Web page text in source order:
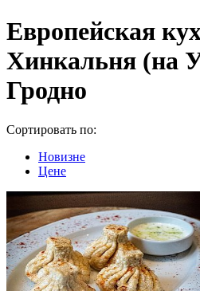
Европейская
Хинкальня (на
Гродно
Сортировать по:
Новизне
Цене